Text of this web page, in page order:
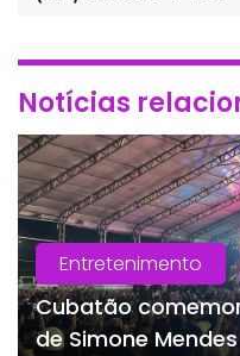
Notícias
Entretenimento
Cubatão
de Simone Mendes